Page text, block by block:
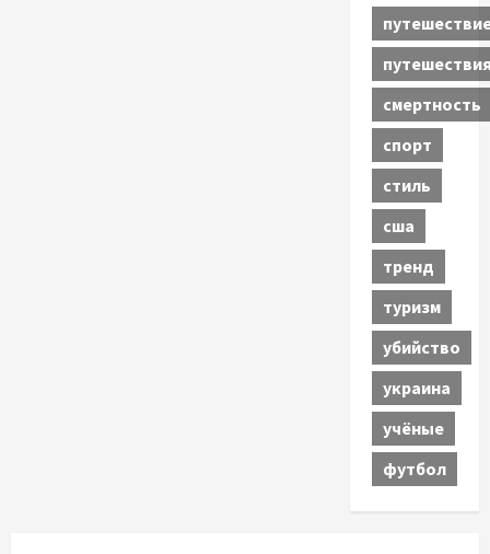
смертность
спорт
стиль
сша
тренд
туризм
убийство
украина
учёные
футбол